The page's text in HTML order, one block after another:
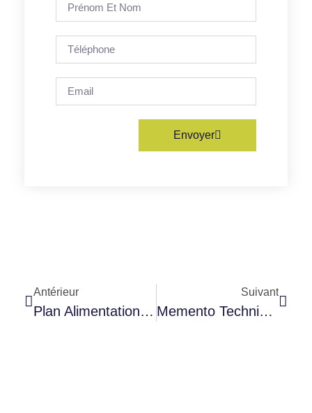
Envoyer
Antérieur
Plan Alimentation Essence A Et F
Suivant
Memento Technique N° 425 Edition 1952